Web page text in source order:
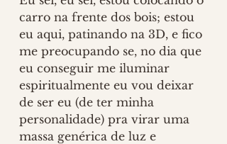
carro na frente dos bois; estou
eu aqui, patinando na 3D, e fico
me preocupando se, no dia que
eu conseguir me iluminar
espiritualmente eu vou deixar
de ser eu (de ter minha
personalidade) pra virar uma
massa genérica de luz e